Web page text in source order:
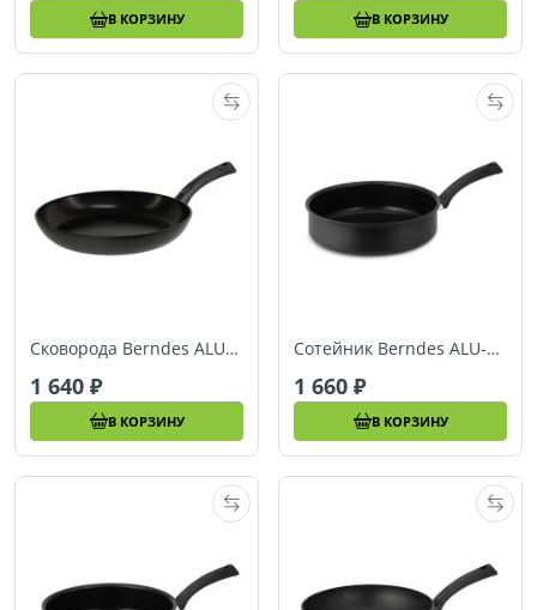
В КОРЗИНУ В КОРЗИНУ
Сковорода Berndes ALU-SPECIALS (Ø 28 см) (011217)
1 640
В КОРЗИНУ
Сотейник Berndes ALU-SPECIALS (Ø 24 см) (011225)
1 660
В КОРЗИНУ